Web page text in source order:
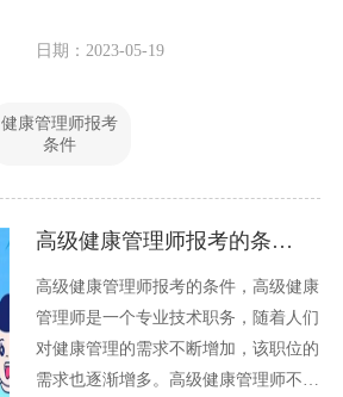
日期：2023-05-19
健康管理师报考
条件
高级健康管理师报考的条件（2023年最新版）
高级健康管理师报考的条件，高级健康
管理师是一个专业技术职务，随着人们
对健康管理的需求不断增加，该职位的
需求也逐渐增多。高级健康管理师不仅